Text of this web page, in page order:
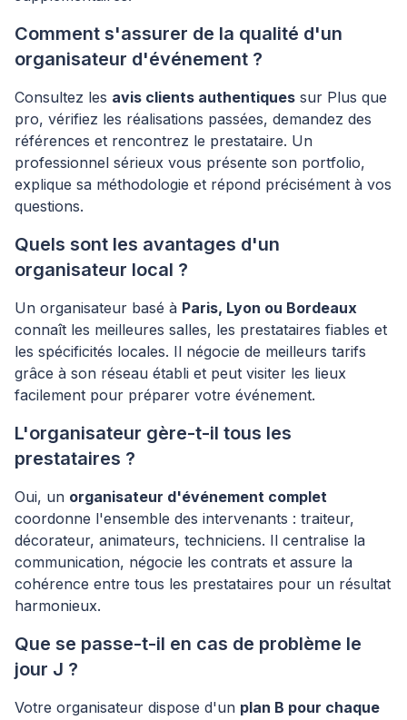
Comment s'assurer de la qualité d'un
organisateur d'événement ?
Consultez les avis clients authentiques sur Plus que
pro, vérifiez les réalisations passées, demandez des
références et rencontrez le prestataire. Un
professionnel sérieux vous présente son portfolio,
explique sa méthodologie et répond précisément à vos
questions.
Quels sont les avantages d'un
organisateur local ?
Un organisateur basé à Paris, Lyon ou Bordeaux
connaît les meilleures salles, les prestataires fiables et
les spécificités locales. Il négocie de meilleurs tarifs
grâce à son réseau établi et peut visiter les lieux
facilement pour préparer votre événement.
L'organisateur gère-t-il tous les
prestataires ?
Oui, un organisateur d'événement complet
coordonne l'ensemble des intervenants : traiteur,
décorateur, animateurs, techniciens. Il centralise la
communication, négocie les contrats et assure la
cohérence entre tous les prestataires pour un résultat
harmonieux.
Que se passe-t-il en cas de problème le
jour J ?
Votre organisateur dispose d'un plan B pour chaque